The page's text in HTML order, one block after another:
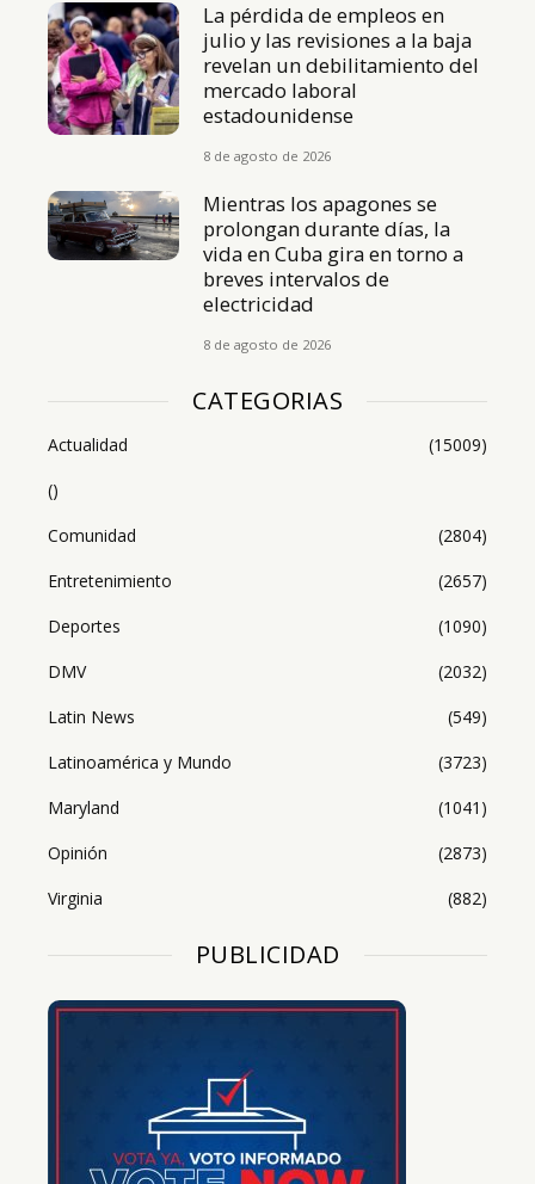
La pérdida de empleos en
julio y las revisiones a la baja
revelan un debilitamiento del
mercado laboral
estadounidense
8 de agosto de 2026
Mientras los apagones se
prolongan durante días, la
vida en Cuba gira en torno a
breves intervalos de
electricidad
8 de agosto de 2026
CATEGORIAS
Actualidad
(15009)
()
Comunidad
(2804)
Entretenimiento
(2657)
Deportes
(1090)
DMV
(2032)
Latin News
(549)
Latinoamérica y Mundo
(3723)
Maryland
(1041)
Opinión
(2873)
Virginia
(882)
PUBLICIDAD